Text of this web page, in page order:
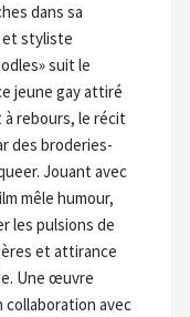
dans sa
et styliste
suit le
jeune gay attiré
à rebours, le récit
des broderies-
Jouant avec
mêle humour,
les pulsions de
et attirance
Une œuvre
collaboration avec